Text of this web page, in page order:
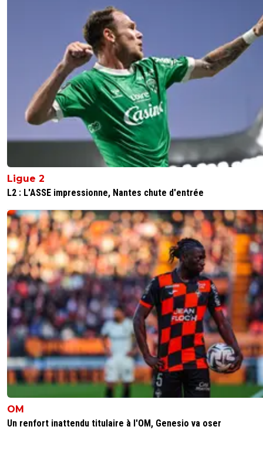
Ligue 2
L2 : L'ASSE impressionne, Nantes chute d'entrée
OM
Un renfort inattendu titulaire à l'OM, Genesio va oser